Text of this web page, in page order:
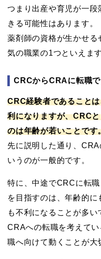
つまり出産や育児が一
きる可能性はあります。
薬剤師の資格が生かせる
気の職業の1つといえます
CRCからCRAに転職で
CRC経験者であること
利になりますが、CRC
のは年齢が若いことです
先に説明した通り、
いうのが一般的です。
特に、中途でCRCに転
を目指すのは、年齢的
も不利になることが多い
CRAへの転職を考えて
職へ向けて動くことが大